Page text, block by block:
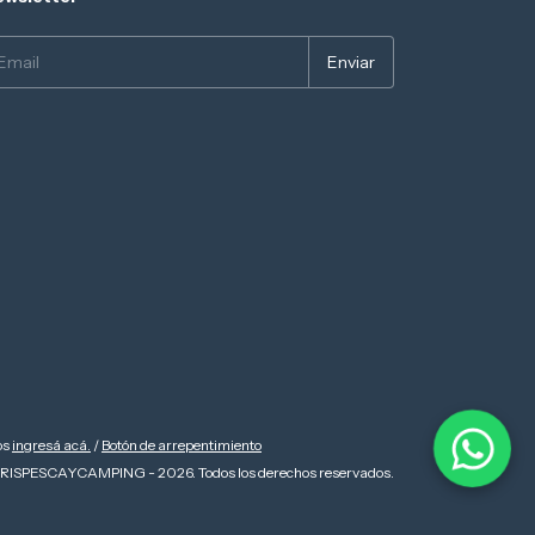
ingresá acá. / Botón de arrepentimiento
- 2026. Todos los derechos reservados.